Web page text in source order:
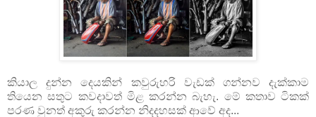
කියාල දුන්න දෙයකින් කවුරුහරි වැඩක් ගන්නව දැක්කාම
තියෙන සතුට කවදාවත් මිළ කරන්න බැහැ. මේ කතාව ටිකක්
පරණ වුනත් අකුරු කරන්න නිදදහසක් ආවේ අද...